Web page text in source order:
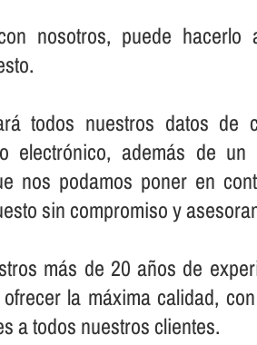
nosotros, puede
todos nuestros datos de
electrónico, además de un
nos podamos poner en
sin compromiso y
más de 20 años de
la máxima calidad,
a todos nuestros clientes.